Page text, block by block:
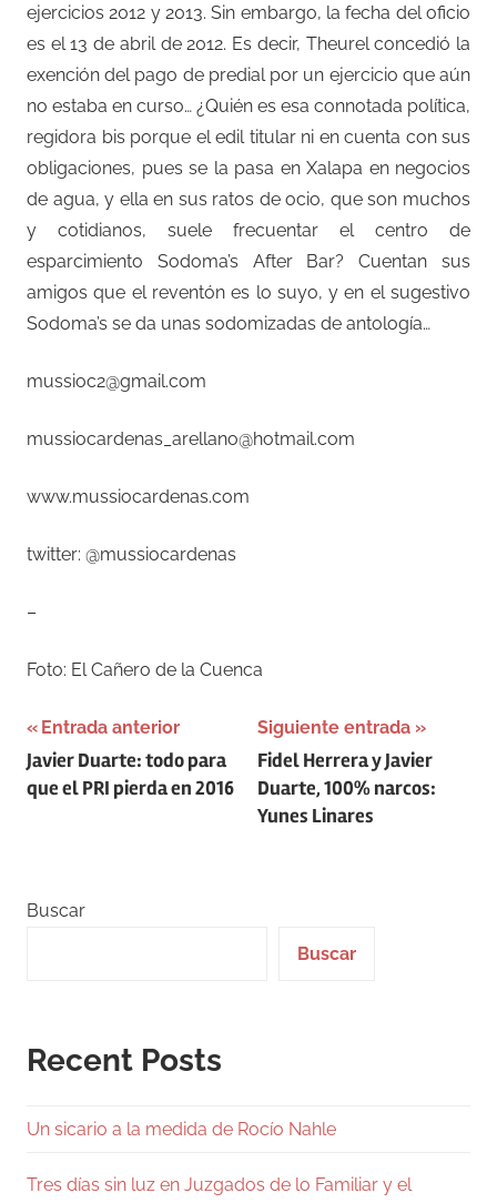
ejercicios 2012 y 2013. Sin embargo, la fecha del oficio
es el 13 de abril de 2012. Es decir, Theurel concedió la
exención del pago de predial por un ejercicio que aún
no estaba en curso… ¿Quién es esa connotada política,
regidora bis porque el edil titular ni en cuenta con sus
obligaciones, pues se la pasa en Xalapa en negocios
de agua, y ella en sus ratos de ocio, que son muchos
y cotidianos, suele frecuentar el centro de
esparcimiento Sodoma’s After Bar? Cuentan sus
amigos que el reventón es lo suyo, y en el sugestivo
Sodoma’s se da unas sodomizadas de antología…
mussioc2@gmail.com
mussiocardenas_arellano@hotmail.com
www.mussiocardenas.com
twitter: @mussiocardenas
–
Foto: El Cañero de la Cuenca
Navegación
de
Entrada anterior
Javier Duarte: todo para
que el PRI pierda en 2016
Siguiente entrada
Fidel Herrera y Javier
Duarte, 100% narcos:
Yunes Linares
Buscar
Buscar
Recent Posts
Un sicario a la medida de Rocío Nahle
Tres días sin luz en Juzgados de lo Familiar y el